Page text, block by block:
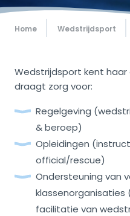
Home Wedstrijdsport
Wedstrijdsport kent
draagt zorg voor:
Regelgeving
& beroep)
Opleidingen
official/rescue)
Ondersteuning van
facilitatie van